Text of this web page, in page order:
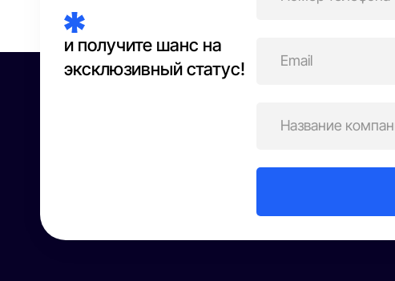
и получите шанс на
эксклюзивный статус!